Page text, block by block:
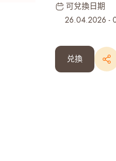
可兌換日期
26.04.2026 -
兑換